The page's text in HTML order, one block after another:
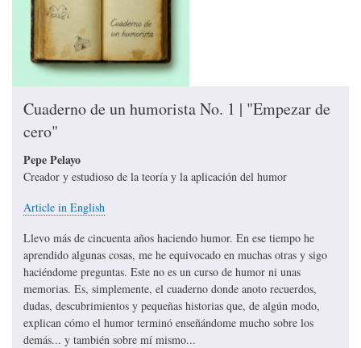
Cuaderno de un humorista No. 1 | "Empezar de
cero"
Pepe Pelayo
Creador y estudioso de la teoría y la aplicación del humor
Article in English
Llevo más de cincuenta años haciendo humor. En ese tiempo he
aprendido algunas cosas, me he equivocado en muchas otras y sigo
haciéndome preguntas. Este no es un curso de humor ni unas
memorias. Es, simplemente, el cuaderno donde anoto recuerdos,
dudas, descubrimientos y pequeñas historias que, de algún modo,
explican cómo el humor terminó enseñándome mucho sobre los
demás... y también sobre mí mismo...